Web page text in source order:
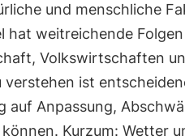
und menschliche
hat weitreichende
Volkswirtschaften
verstehen ist
auf Anpassung,
Kurzum: Wetter